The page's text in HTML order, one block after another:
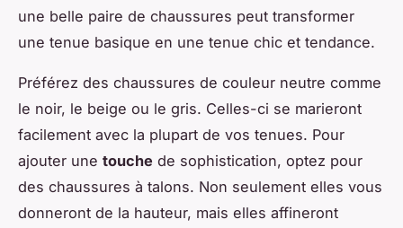
une belle paire de chaussures peut transformer
une tenue basique en une tenue chic et tendance.
Préférez des chaussures de couleur neutre comme
le noir, le beige ou le gris. Celles-ci se marieront
facilement avec la plupart de vos tenues. Pour
ajouter une touche de sophistication, optez pour
des chaussures à talons. Non seulement elles vous
donneront de la hauteur, mais elles affineront